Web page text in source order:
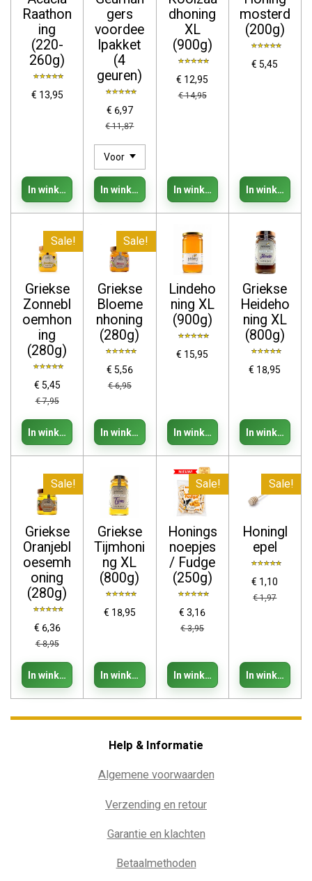
Raathon
ing
(220-
260g)
€ 13,95
In winkelwagen
gers
voordee
lpakket
(4
geuren)
€ 6,97
€ 11,87
In winkelwagen
dhoning
XL
(900g)
€ 12,95
€ 14,95
In winkelwagen
mosterd
(200g)
€ 5,45
In
Sale!
Griekse
Zonnebl
oemhon
ing
(280g)
€ 5,45
€ 7,95
In winkelwagen
Sale!
Griekse
Bloeme
nhoning
(280g)
€ 5,56
€ 6,95
In winkelwagen
Lindeho
ning XL
(900g)
€ 15,95
In winkelwagen
Griekse
Heideho
ning XL
(800g)
€ 18,95
In
Sale!
Griekse
Oranjebl
oesemh
oning
(280g)
€ 6,36
€ 8,95
In winkelwagen
Griekse
Tijmhoni
ng XL
(800g)
€ 18,95
In winkelwagen
Sale!
Honings
noepjes
/ Fudge
(250g)
€ 3,16
€ 3,95
In winkelwagen
Sale!
Honingl
epel
€ 1,10
€ 1,97
In
Help & Informatie
Algemene voorwaarden
Verzending en retour
Garantie en klachten
Betaalmethoden